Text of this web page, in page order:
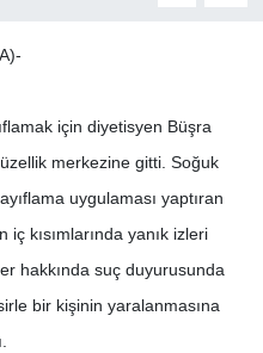
için diyetisyen Büşra
merkezine gitti. Soğuk
uygulaması yaptıran
kısımlarında yanık izleri
hakkında suç duyurusunda
bir kişinin yaralanmasına